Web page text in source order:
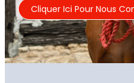
Cliquer Ici Pour Nous